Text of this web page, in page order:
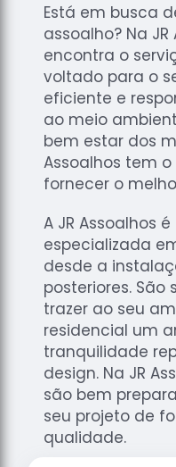
Loja de
Assoalhos
Raspagem
de
Assoalhos
Raspagem
de Tacos
Raspagem
de
Madeiras
Raspagens
de Pisos
Tacos de
Madeiras
Está em busca
assoalho? Na
encontra o
voltado para o
eficiente e
ao meio
bem estar dos
Assoalhos tem
fornecer o
A JR Assoalhos
especializada
desde a
posteriores. São
trazer ao seu
residencial um
tranquilidade
design. Na JR
são bem
seu projeto de
qualidade.